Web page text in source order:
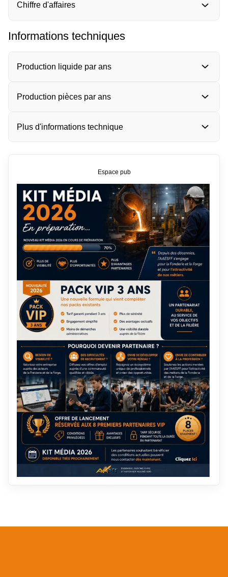
Chiffre d'affaires
Informations techniques
Production liquide par ans
Production pièces par ans
Plus d'informations technique
Espace pub